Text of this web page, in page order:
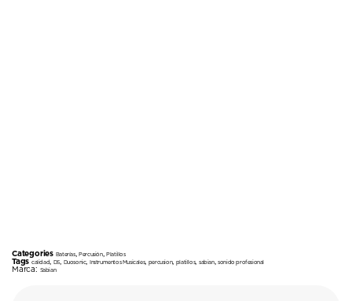
Categories Baterías,Percusión,Platillos
Tags calidad DS Duosonic,Instrumentos Musicales, percusion, platillos, sabian,sonido profesional
Marca: Sabian